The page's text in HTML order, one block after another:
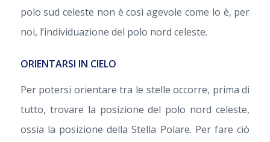
polo sud celeste non è così agevole come lo è, per
noi, l’individuazione del polo nord celeste.
ORIENTARSI IN CIELO
Per potersi orientare tra le stelle occorre, prima di
tutto, trovare la posizione del polo nord celeste,
ossia la posizione della Stella Polare. Per fare ciò